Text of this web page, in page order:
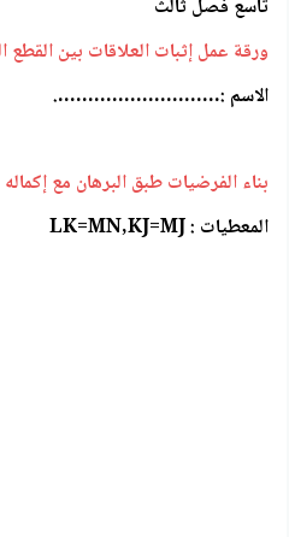
تاسع فصل ثالث
ورقة عمل إثبات العلاقات بين القطع
الاسم :……………………….
بناء الفرضيات طبق البرهان مع إكماله
المعطيات : LK=MN,KJ=MJ